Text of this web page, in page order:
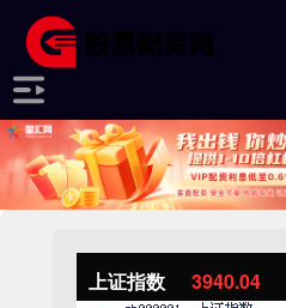
上证指数 3940.04